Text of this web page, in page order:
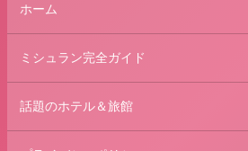
ホーム
ミシュラン完全ガイド
話題のホテル＆旅館